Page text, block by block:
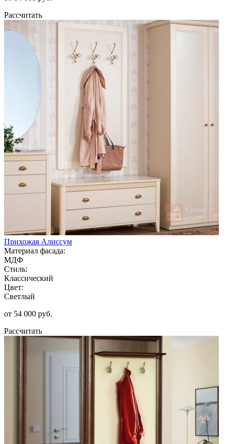
Рассчитать
Прихожая Алиссум
Материал фасада:
МДФ
Стиль:
Классический
Цвет:
Светлый
от 54 000 руб.
Рассчитать